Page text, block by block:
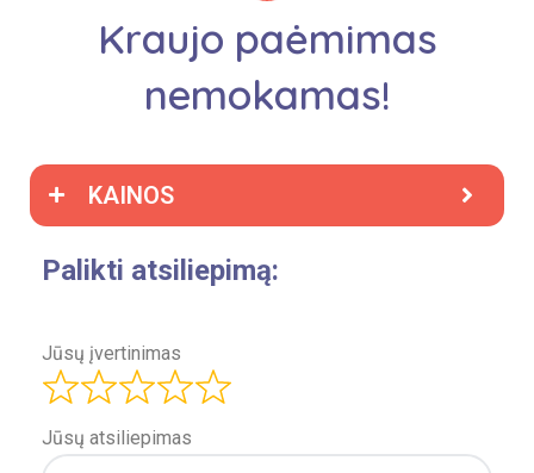
Kraujo paėmimas
nemokamas!
KAINOS
Palikti atsiliepimą:
Jūsų įvertinimas
Jūsų atsiliepimas